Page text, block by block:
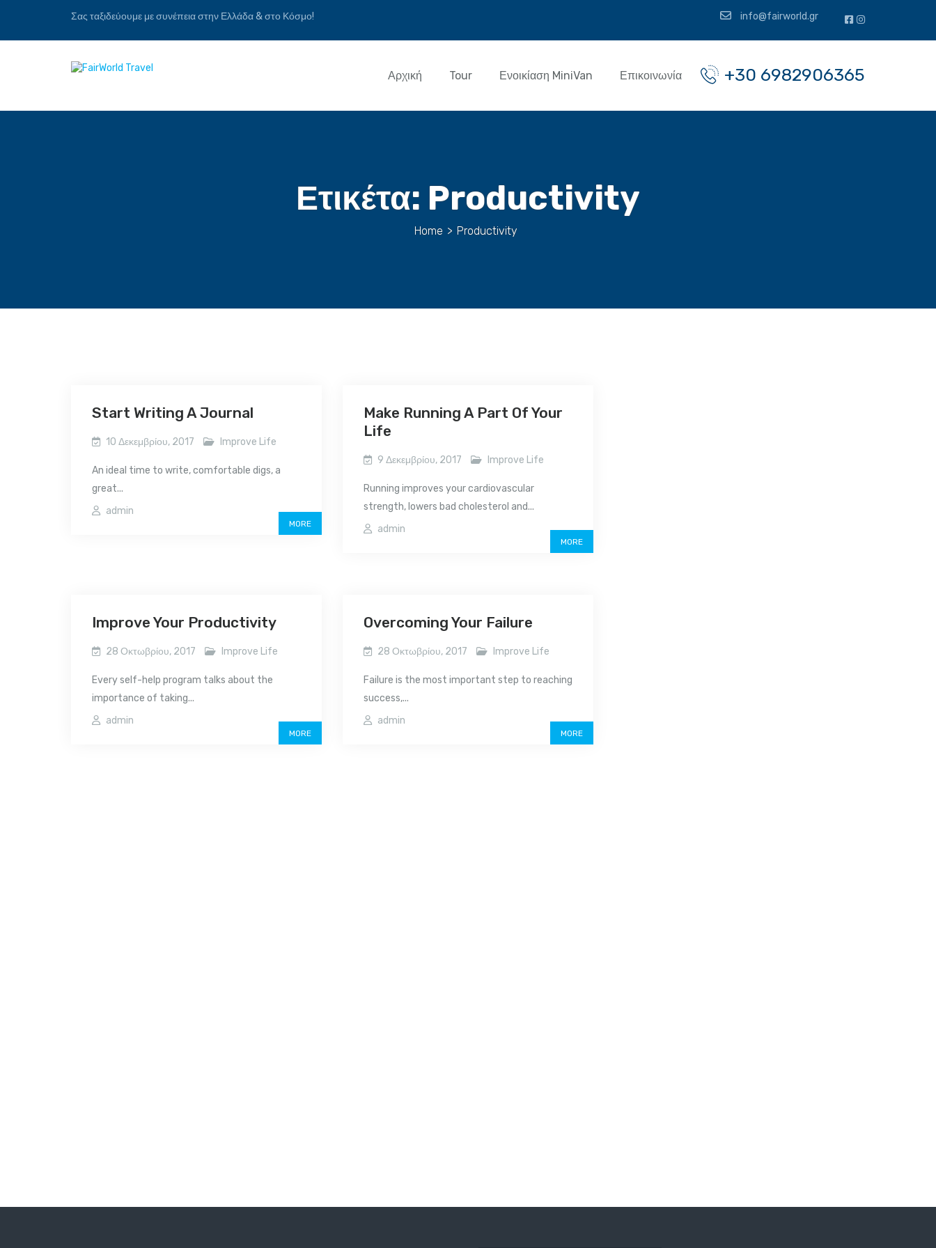
Σας ταξιδεύουμε με συνέπεια στην Ελλάδα & στο Κόσμο! info@fairworld.gr
+30 6982906365
Αρχική Tour Ενοικίαση MiniVan Επικοινωνία
Ετικέτα: Productivity
Home > Productivity
Start Writing A Journal
10 Δεκεμβρίου, 2017 Improve Life
An ideal time to write, comfortable digs, a
great...
admin
MORE
Make Running A Part Of Your
Life
9 Δεκεμβρίου, 2017 Improve Life
Running improves your cardiovascular
strength, lowers bad cholesterol and...
admin
MORE
Improve Your Productivity
28 Οκτωβρίου, 2017 Improve Life
Every self-help program talks about the
importance of taking...
admin
MORE
Overcoming Your Failure
28 Οκτωβρίου, 2017 Improve Life
Failure is the most important step to reaching
success,...
admin
MORE